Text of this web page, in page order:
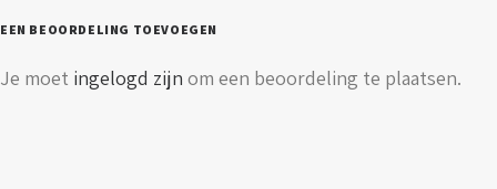
EEN BEOORDELING TOEVOEGEN
Je moet ingelogd zijn om een beoordeling te plaatsen.